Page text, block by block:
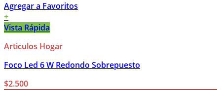
Agregar a Favoritos
+
Vista Rápida
Articulos Hogar
Foco Led 6 W Redondo Sobrepuesto
$2.500